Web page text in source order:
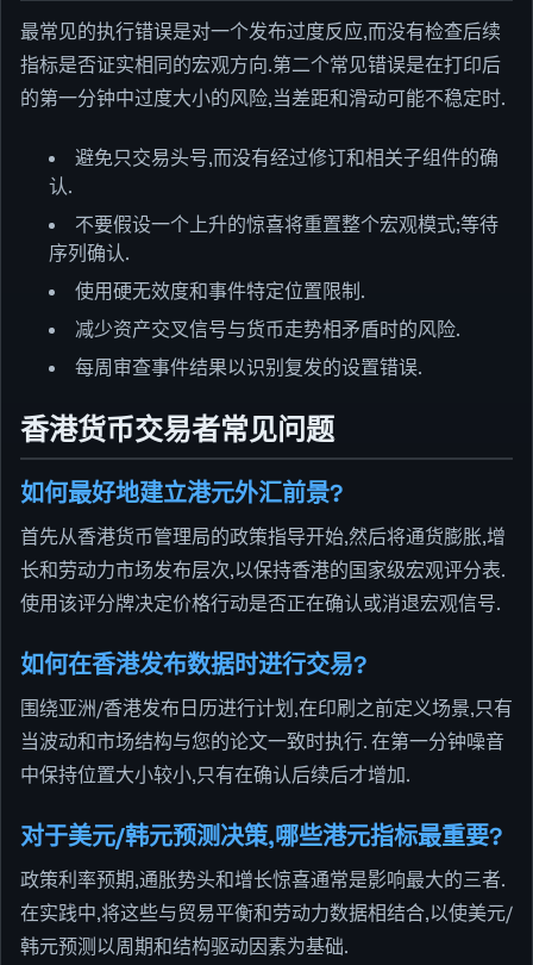
最常见的执行错误是对一个发布过度反应,而没有检查后续
指标是否证实相同的宏观方向.第二个常见错误是在打印后
的第一分钟中过度大小的风险,当差距和滑动可能不稳定时.
避免只交易头号,而没有经过修订和相关子组件的确
认.
不要假设一个上升的惊喜将重置整个宏观模式;等待
序列确认.
使用硬无效度和事件特定位置限制.
减少资产交叉信号与货币走势相矛盾时的风险.
每周审查事件结果以识别复发的设置错误.
香港货币交易者常见问题
如何最好地建立港元外汇前景?
首先从香港货币管理局的政策指导开始,然后将通货膨胀,增
长和劳动力市场发布层次,以保持香港的国家级宏观评分表.
使用该评分牌决定价格行动是否正在确认或消退宏观信号.
如何在香港发布数据时进行交易?
围绕亚洲/香港发布日历进行计划,在印刷之前定义场景,只有
当波动和市场结构与您的论文一致时执行. 在第一分钟噪音
中保持位置大小较小,只有在确认后续后才增加.
对于美元/韩元预测决策,哪些港元指标最重要?
政策利率预期,通胀势头和增长惊喜通常是影响最大的三者.
在实践中,将这些与贸易平衡和劳动力数据相结合,以使美元/
韩元预测以周期和结构驱动因素为基础.